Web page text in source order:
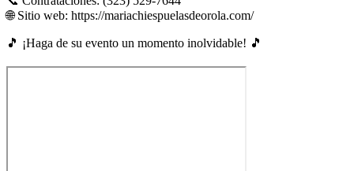
🌐 Sitio web: https://mariachiespuelasdeorola.com/
🎵 ¡Haga de su evento un momento inolvidable! 🎵